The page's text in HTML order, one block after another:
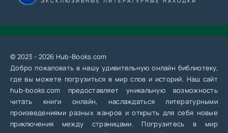
© 2023 - 2026 Hub-Books.com
Добро пожаловать в нашу удивительную онлайн библиотеку,
где вы можете погрузиться в мир слов и историй. Наш сайт
hub-books.com предоставляет уникальную возможность
читать книги онлайн, наслаждаться литературными
произведениями разных жанров и открыть для себя новые
приключения между страницами. Погрузитесь в мир